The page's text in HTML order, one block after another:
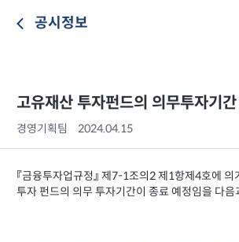
공시정보
고유재산 투자펀드의 의무투자기간
경영기획팀 2024.04.15
『금융투자업규정』 제7-1조의2 제1항제4호에
투자 펀드의 의무 투자기간이 종료 예정임을 다음